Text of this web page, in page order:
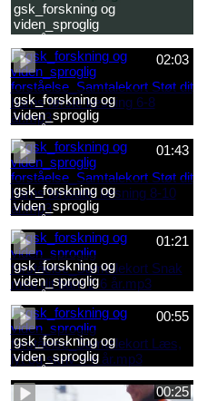
gsk_forskning og
viden_sproglig
forståelse_Snak med din
baby 0-6 mdr.mp4
02:03
gsk_forskning og
viden_sproglig
forståelse_Samtalekort Støt
dit barns første læsning 6-8
år.mp3
01:43
gsk_forskning og
viden_sproglig
forståelse_Samtalekort Støt
dit barns fortsatte læsning 8-
10 år.mp3
01:21
gsk_forskning og
viden_sproglig
forståelse_Samtalekort Snak
med dit barn 2-6 år.mp3
00:55
gsk_forskning og
viden_sproglig
forståelse_Samtalekort Læs,
lyt og skriv 3-6 år.mp3
00:25